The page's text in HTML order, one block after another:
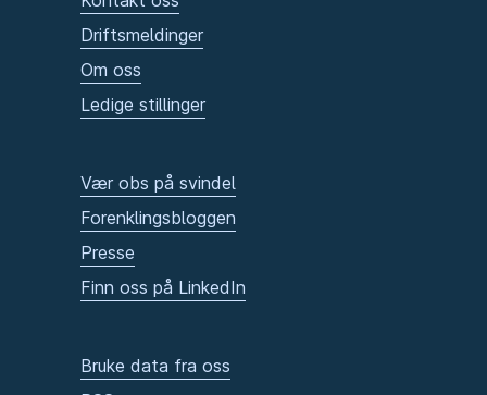
Driftsmeldinger
Om oss
Ledige stillinger
Vær obs på svindel
Forenklingsbloggen
Presse
Finn oss på LinkedIn
Bruke data fra oss